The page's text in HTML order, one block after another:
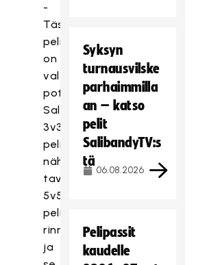
-
Tässä
pelimuodossa
on
valtavasti
potentiaalia.
Salibandyn
3v3-
pelimuoto
nähdään
tavallisen
5v5-
pelimuodon
rinnalla
ja
Syksyn
turnausvilske
parhaimmilla
an – katso
pelit
SalibandyTV:s
tä
06.08.2026
Pelipassit
kaudelle